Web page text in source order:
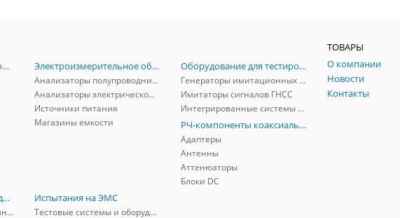
Радиоизмерительное оборудование
Электроизмерительное оборудование
Анализаторы полупроводников
Анализаторы электрической мощности
Источники питания
Магазины емкости
Оборудование для тестирования и симуляции ГНСС
Генераторы имитационных и заградительных помех
Имитаторы сигналов ГНСС
Интегрированные системы защиты от ГНСС-помех
РЧ-компоненты коаксиальные
Адаптеры
Антенны
Аттенюаторы
Блоки DC
РЧ-компоненты волноводные
Адаптеры коаксиально-волноводные
Испытания на ЭМС
Тестовые системы и оборудование
ТОВАРЫ
О компании
Новости
Контакты